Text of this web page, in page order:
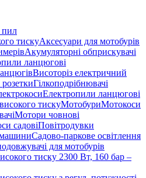
пил
тискуАксесуари для мотобурів
Акумуляторні обприскувачі
ланцюгові
Висоторіз електричний
Гілкоподрібнювачі
Електропили ланцюгові
тискуМотобуриМотокоси
Мотори човнові
садовіПовітродувки
Садово-паркове освітлення
для мотобурів
тиску 2300 Вт, 160 бар –